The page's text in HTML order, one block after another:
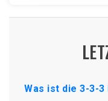
Was ist die 3-3-